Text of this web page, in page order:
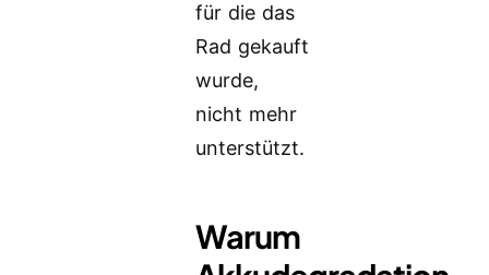
für die das
Rad gekauft
wurde,
nicht mehr
unterstützt.
Warum